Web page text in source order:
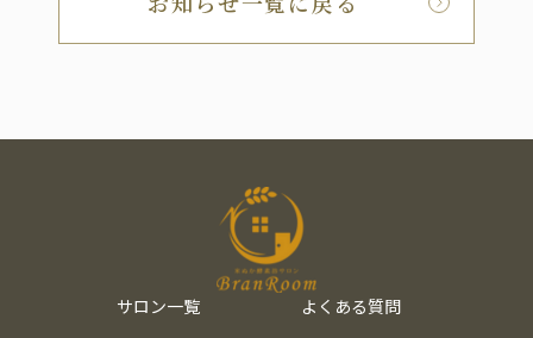
サロン一覧 よくある質問